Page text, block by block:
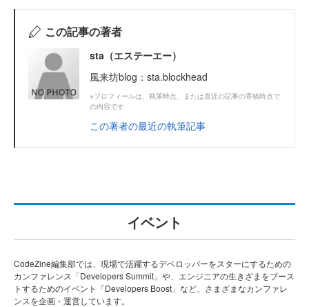
この記事の著者
sta（エステーエー）
風来坊blog：sta.blockhead
※プロフィールは、執筆時点、または直近の記事の寄稿時点で
の内容です
この著者の最近の執筆記事
イベント
CodeZine編集部では、現場で活躍するデベロッパーをスターにするための
カンファレンス「Developers Summit」や、エンジニアの生きざまをブース
トするためのイベント「Developers Boost」など、さまざまなカンファレ
ンスを企画・運営しています。